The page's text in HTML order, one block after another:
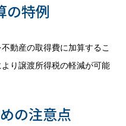
の特例
動産の取得費に加算するこ
り譲渡所得税の軽減が可能
の注意点